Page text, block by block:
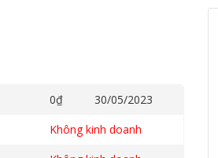
0₫
30/05/2023
Không kinh doanh